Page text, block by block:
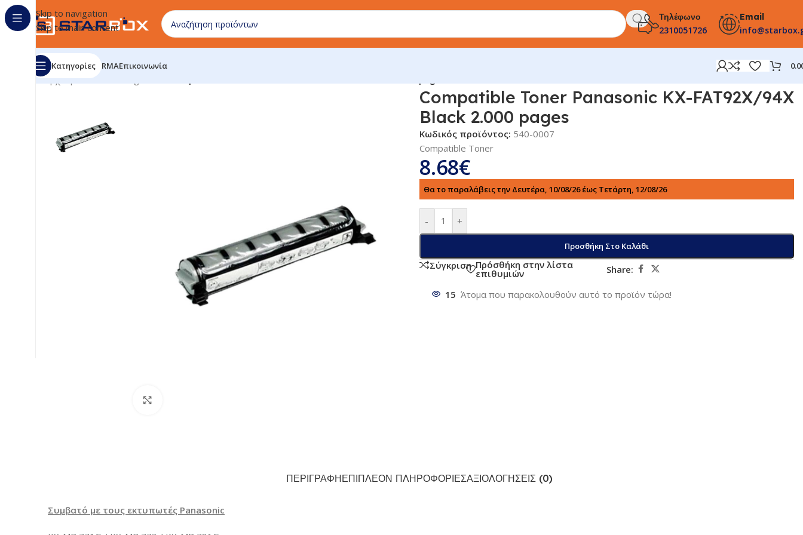
Skip to navigation
Skip to main content
Τηλέφωνο
2310051726
Email
Κατηγορίες RMAΕπικοινωνία
Αρχική σελίδα
Compatible Toner Panasonic KX-FAT92X/94X
Black 2.000 pages
Κωδικός προϊόντος: 540-0007
Compatible Toner
8.68€
Θα το παραλάβεις την Δευτέρα, 10/08/26 έως Τετάρτη, 12/08/26
- +
Προσθήκη Στο Καλάθι
Σύγκριση Πρόσθήκη στην λίστα
επιθυμιών Share:
15 Άτομα που παρακολουθούν αυτό το προϊόν τώρα!
ΠΕΡΙΓΡΑΦΉΕΠΙΠΛΈΟΝ ΠΛΗΡΟΦΟΡΊΕΣΑΞΙΟΛΟΓΉΣΕΙΣ (0)
Συμβατό με τους εκτυπωτές Panasonic